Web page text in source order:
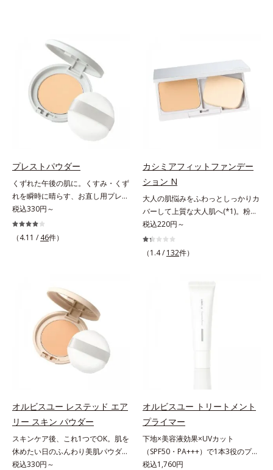
プレストパウダー
くずれた午後の肌に。くすみ・くず
れを瞬時に晴らす、お直し用プレス
トパウダー。くすみ・くずれを瞬時
に晴らす、お直し用のプレストパウ
ダーです。朝のメイクから時間が経
ションのすき間にフィットし、凹凸
や毛穴をフラットに整えます。また
お直しと同時にうるおいを補給。さ
らに余分な皮脂を吸着して、水分と
皮脂のバランスをコントロールし、
メイクがくずれにくい肌へ。“立て
直す”ことにこだわった設計で、メ
み、ポンポンするだけでキレイが復
活します。リキッド、クッション、
パウダー、どんなファンデーション
の上に重ねてもOK。携帯に便利な
コンパクトタイプです。
税込330円～
（4.11 / 46件）
カシミアフィットファンデー
ション N
大人の肌悩みをふわっとしっかりカ
バーして上質な大人肌へ(*1)。粉感
レスファンデーション。大人の肌悩
みをふわっとしっかりカバーして、
上質な肌(*1)を演出するパウダーフ
仕上げる3種のパウダー（高いカバ
ー力と艶を実現するパウダー・ムラ
のないなめらかな肌に整えるパウダ
ー・自然な血色感をプラスする(*1)
パウダー）を配合。さらに体温でと
やかに密着してうるおいが続きま
す。粉浮きや厚塗り感の少ない、リ
キッド派にもおすすめのパウダーフ
ァンデーションです。*1 メイク効
果による *2 保湿成分
税込220円～
（1.4 / 132件）
オルビスユー レステッド エア
リー スキン パウダー
スキンケア後、これ1つでOK。肌を
休めたい日のふんわり美肌パウダ
ー。ふんわり美肌が叶う、うるおい
税込330円～
オルビスユー トリートメント
プライマー
下地×美容液効果×UVカット
（SPF50・PA+++）で1本3役のプラ
イマー。凹凸をつるんとなめらかに
税込1,760円